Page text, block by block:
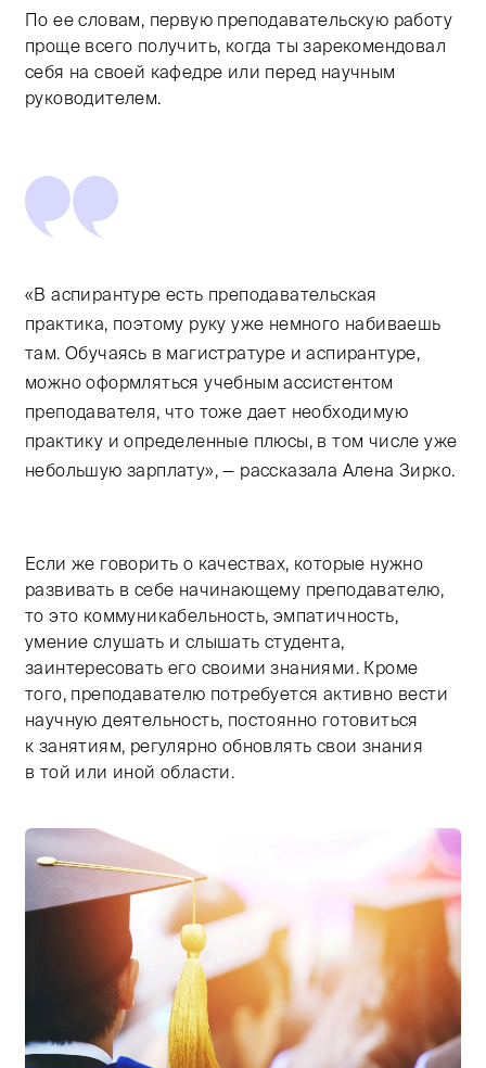
По ее словам, первую преподавательскую работу
проще всего получить, когда ты зарекомендовал
себя на своей кафедре или перед научным
руководителем.
«В аспирантуре есть преподавательская
практика, поэтому руку уже немного набиваешь
там. Обучаясь в магистратуре и аспирантуре,
можно оформляться учебным ассистентом
преподавателя, что тоже дает необходимую
практику и определенные плюсы, в том числе уже
небольшую зарплату», — рассказала Алена Зирко.
Если же говорить о качествах, которые нужно
развивать в себе начинающему преподавателю,
то это коммуникабельность, эмпатичность,
умение слушать и слышать студента,
заинтересовать его своими знаниями. Кроме
того, преподавателю потребуется активно вести
научную деятельность, постоянно готовиться
к занятиям, регулярно обновлять свои знания
в той или иной области.